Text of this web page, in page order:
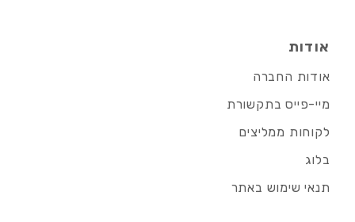
אודות
אודות החברה
מיי-פייס בתקשורת
לקוחות ממליצים
בלוג
תנאי שימוש באתר